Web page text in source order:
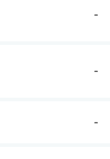
-
-
-